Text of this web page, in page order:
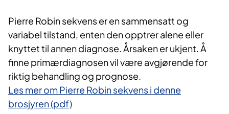
Pierre Robin sekvens er en sammensatt og
variabel tilstand, enten den opptrer alene eller
knyttet til annen diagnose. Årsaken er ukjent. Å
finne primærdiagnosen vil være avgjørende for
riktig behandling og prognose.
Les mer om Pierre Robin sekvens i denne
brosjyren (pdf)